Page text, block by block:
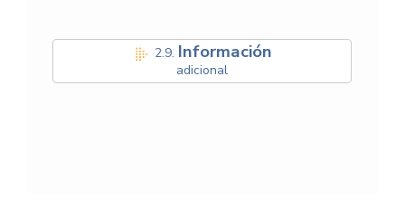
2.9. Información
adicional